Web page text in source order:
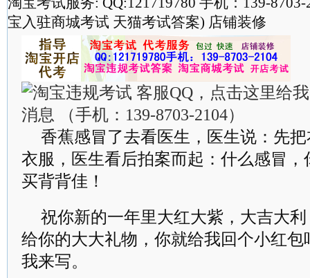
宝入驻商城考试 天猫考试答案) 店铺装修
香蕉感冒了去看医生，医生说：先
衣服，医生看后拍案而起：什么感冒
买背背佳！
祝你新的一年里大红大紫，大吉大
给你的大大礼物，你就给我回个小红
我来写。